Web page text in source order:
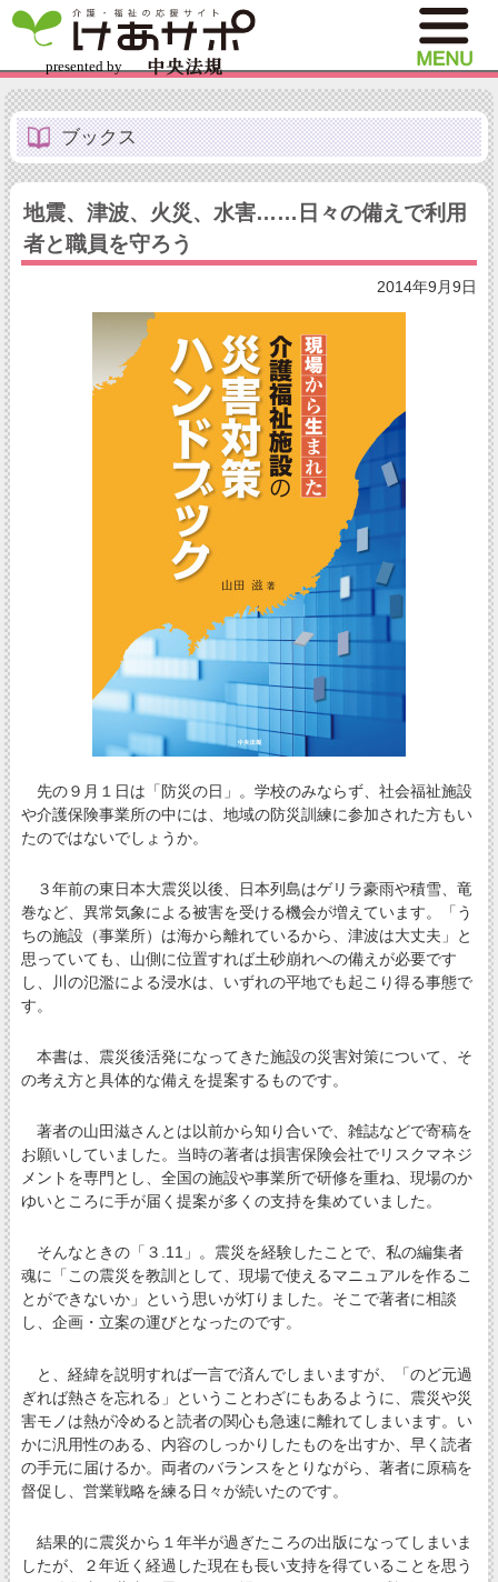
ブックス
地震、津波、火災、水害……日々の備えで利用
者と職員を守ろう
2014年9月9日
先の９月１日は「防災の日」。学校のみならず、社会福祉施設
や介護保険事業所の中には、地域の防災訓練に参加された方もい
たのではないでしょうか。
３年前の東日本大震災以後、日本列島はゲリラ豪雨や積雪、竜
巻など、異常気象による被害を受ける機会が増えています。「う
ちの施設（事業所）は海から離れているから、津波は大丈夫」と
思っていても、山側に位置すれば土砂崩れへの備えが必要です
し、川の氾濫による浸水は、いずれの平地でも起こり得る事態で
す。
本書は、震災後活発になってきた施設の災害対策について、そ
の考え方と具体的な備えを提案するものです。
著者の山田滋さんとは以前から知り合いで、雑誌などで寄稿を
お願いしていました。当時の著者は損害保険会社でリスクマネジ
メントを専門とし、全国の施設や事業所で研修を重ね、現場のか
ゆいところに手が届く提案が多くの支持を集めていました。
そんなときの「３.11」。震災を経験したことで、私の編集者
魂に「この震災を教訓として、現場で使えるマニュアルを作るこ
とができないか」という思いが灯りました。そこで著者に相談
し、企画・立案の運びとなったのです。
と、経緯を説明すれば一言で済んでしまいますが、「のど元過
ぎれば熱さを忘れる」ということわざにもあるように、震災や災
害モノは熱が冷めると読者の関心も急速に離れてしまいます。い
かに汎用性のある、内容のしっかりしたものを出すか、早く読者
の手元に届けるか。両者のバランスをとりながら、著者に原稿を
督促し、営業戦略を練る日々が続いたのです。
結果的に震災から１年半が過ぎたころの出版になってしまいま
したが、２年近く経過した現在も長い支持を得ていることを思う